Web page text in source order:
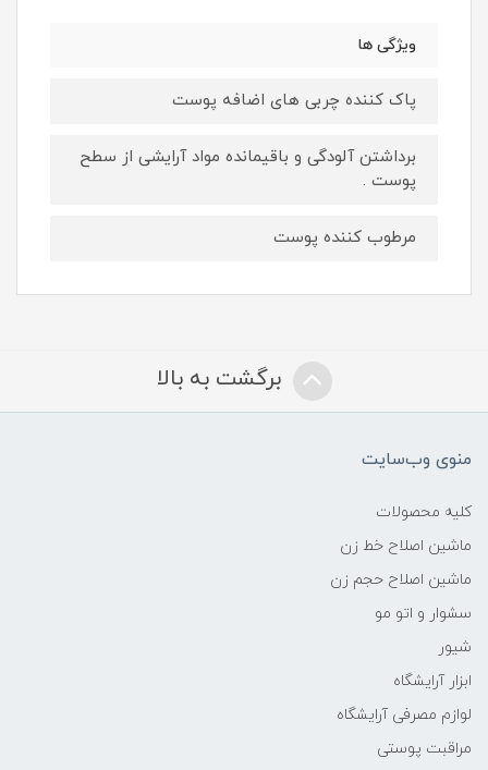
ویژگی ها
پاک کننده چربی های اضافه پوست
برداشتن آلودگی و باقیمانده مواد آرایشی از سطح
پوست .
مرطوب کننده پوست
برگشت به بالا
منوی وب‌سایت
کلیه محصولات
ماشین اصلاح خط زن
ماشین اصلاح حجم زن
سشوار و اتو مو
شیور
ابزار آرایشگاه
لوازم مصرفی آرایشگاه
مراقبت پوستی